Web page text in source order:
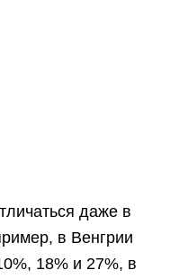
даже в
в Венгрии
18% и 27%, в